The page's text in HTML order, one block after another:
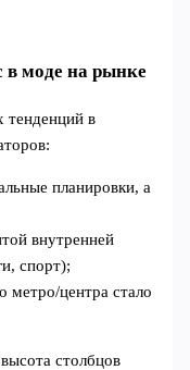
в моде на рынке
тенденций в
планировки, а
внутренней
спорт);
метро/центра стало
столбцов